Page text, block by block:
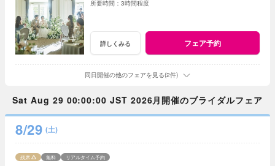
3時間程度
詳しくみる フェア予約
同日開催の他のフェアを見る(2件)
Sat Aug 29 00:00:00 JST 2026月開催のブライダルフェア
8/29 (土)
残席 無料 リアルタイム予約